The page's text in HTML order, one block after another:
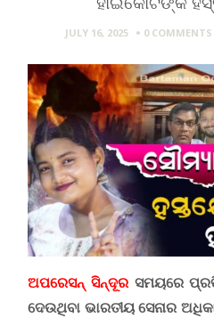
JULY 16, 2025 0 COMMENTS
ଅପରେସନ୍ ସିନ୍ଦୂର ସମୟରେ
ଦେଉଥିବା ଭାରତୀୟ ସେନାର